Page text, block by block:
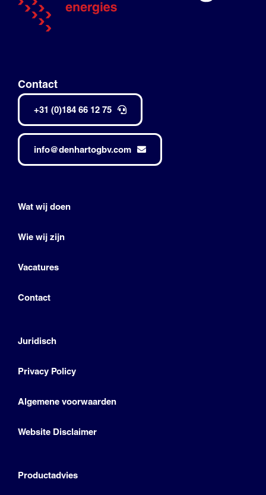
Contact
+31 (0)184 66 12 75
info@denhartogbv.com
Wat wij doen
Wie wij zijn
Vacatures
Contact
Juridisch
Privacy Policy
Algemene voorwaarden
Website Disclaimer
Productadvies